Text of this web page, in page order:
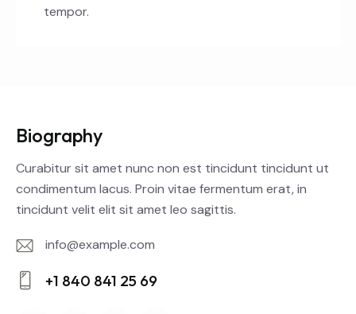
tempor.
Biography
Curabitur sit amet nunc non est tincidunt tincidunt ut
condimentum lacus. Proin vitae fermentum erat, in
tincidunt velit elit sit amet leo sagittis.
E-
m
info@example.com
+1 840 841 25 69